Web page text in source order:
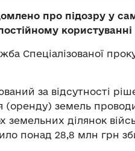
про підозру у
Спеціалізованої
за відсутності
земель
земельних ділянок
понад 28,8 млн грн